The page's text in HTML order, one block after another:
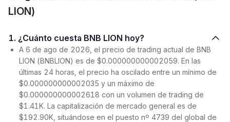
LION)
1. ¿Cuánto cuesta BNB LION hoy?
A 6 de ago de 2026, el precio de trading actual de BNB
LION (BNBLION) es de $0.000000000002059. En las
últimas 24 horas, el precio ha oscilado entre un mínimo de
$0.000000000002035 y un máximo de
$0.000000000002618 con un volumen de trading de
$1.41K. La capitalización de mercado general es de
$192.90K, situándose en el puesto nº 4739 del global de